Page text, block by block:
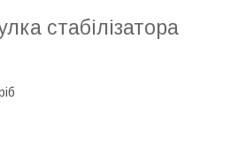
стабілізатора